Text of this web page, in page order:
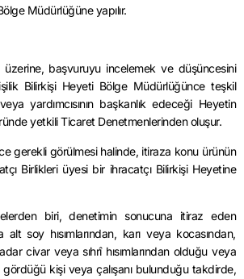
Müdürlüğüne yapılır.
üzerine, başvuruyu incelemek ve düşüncesini
Bilirkişi Heyeti Bölge Müdürlüğünce teşkil
yardımcısının başkanlık edeceği Heyetin
yetkili Ticaret Denetmenlerinden oluşur.
gerekli görülmesi halinde, itiraza konu ürünün
Birlikleri üyesi bir ihracatçı Bilirkişi Heyetine
biri, denetimin sonucuna itiraz eden
soy hısımlarından, karı veya kocasından,
civar veya sıhrî hısımlarından olduğu veya
kişi veya çalışanı bulunduğu takdirde,